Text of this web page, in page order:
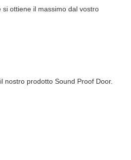
ottiene il massimo dal vostro
prodotto Sound Proof Door.